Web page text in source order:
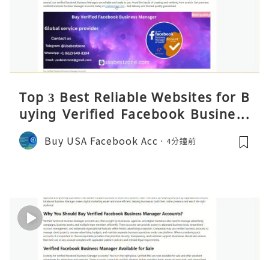
Top 3 Best Reliable Websites for B
uying Verified Facebook Business
Manager Accounts 2026 – Reality
C
Buy USA Facebook Acc 4分鐘前